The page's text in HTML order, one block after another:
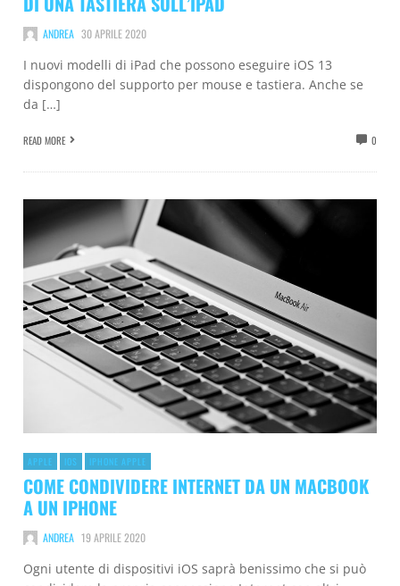
ANDREA 30 APRILE 2020
I nuovi modelli di iPad che possono eseguire iOS 13
dispongono del supporto per mouse e tastiera. Anche se
da […]
READ MORE 0
APPLE IOS IPHONE APPLE
COME CONDIVIDERE INTERNET DA UN MACBOOK
A UN IPHONE
ANDREA 19 APRILE 2020
Ogni utente di dispositivi iOS saprà benissimo che si può